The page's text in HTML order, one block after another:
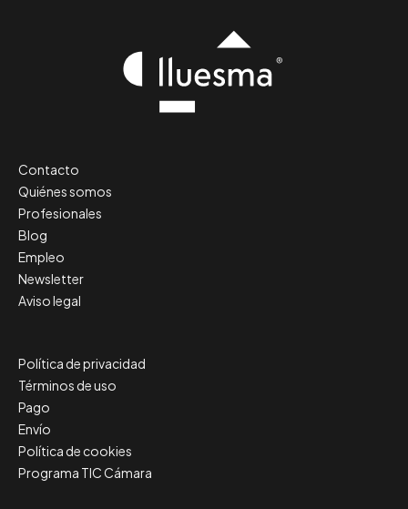
Contacto
Quiénes somos
Profesionales
Blog
Empleo
Newsletter
Aviso legal
Política de privacidad
Términos de uso
Pago
Envío
Política de cookies
Programa TIC Cámara